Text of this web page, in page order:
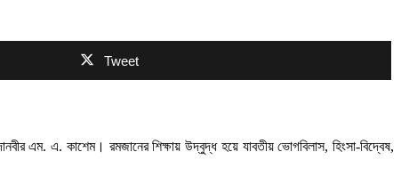
Tweet
এম. এ. কাশেম। রমজানের শিক্ষায় উদ্বুদ্ধ হয়ে যাবতীয় ভোগবিলাস, হিংসা-বিদ্বেষ,